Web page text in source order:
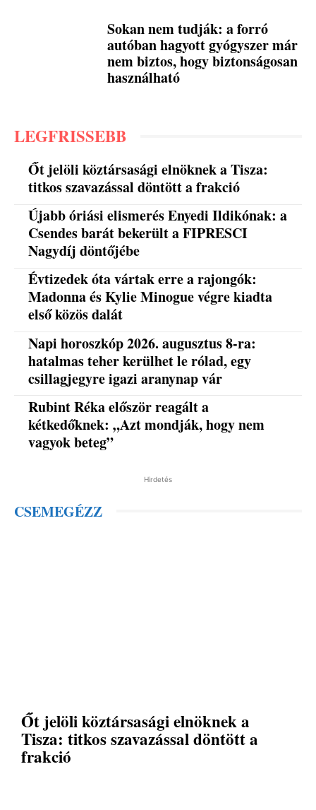
Sokan nem tudják: a forró
autóban hagyott gyógyszer már
nem biztos, hogy biztonságosan
használható
LEGFRISSEBB
Őt jelöli köztársasági elnöknek a Tisza:
titkos szavazással döntött a frakció
Újabb óriási elismerés Enyedi Ildikónak: a
Csendes barát bekerült a FIPRESCI
Nagydíj döntőjébe
Évtizedek óta vártak erre a rajongók:
Madonna és Kylie Minogue végre kiadta
első közös dalát
Napi horoszkóp 2026. augusztus 8-ra:
hatalmas teher kerülhet le rólad, egy
csillagjegyre igazi aranynap vár
Rubint Réka először reagált a
kétkedőknek: „Azt mondják, hogy nem
vagyok beteg”
Hirdetés
CSEMEGÉZZ
Őt jelöli köztársasági elnöknek a
Tisza: titkos szavazással döntött a
frakció